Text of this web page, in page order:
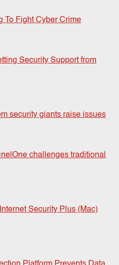
To Fight Cyber Crime
Security Support from
security giants raise issues
challenges traditional
Security Plus (Mac)